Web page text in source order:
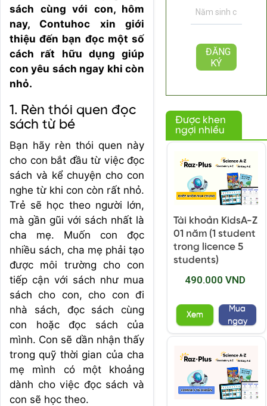
sách cùng với con, hôm
nay, Contuhoc xin giới
thiệu đến bạn đọc một số
cách rất hữu dụng giúp
con yêu sách ngay khi còn
nhỏ.
1. Rèn thói quen đọc
sách từ bé
Bạn hãy rèn thói quen này
cho con bắt đầu từ việc đọc
sách và kể chuyện cho con
nghe từ khi con còn rất nhỏ.
Trẻ sẽ học theo người lớn,
mà gần gũi với sách nhất là
cha mẹ. Muốn con đọc
nhiều sách, cha mẹ phải tạo
được môi trường cho con
tiếp cận với sách như mua
sách cho con, cho con đi
nhà sách, đọc sách cùng
con hoặc đọc sách của
mình. Con sẽ dần nhận thấy
trong quỹ thời gian của cha
mẹ mình có một khoảng
dành cho việc đọc sách và
con sẽ học theo.
Được khen
ngợi nhiều
Tài khoản KidsA-Z
01 năm (1 student
trong licence 5
students)
490.000 VND
Xem
Mua
ngay